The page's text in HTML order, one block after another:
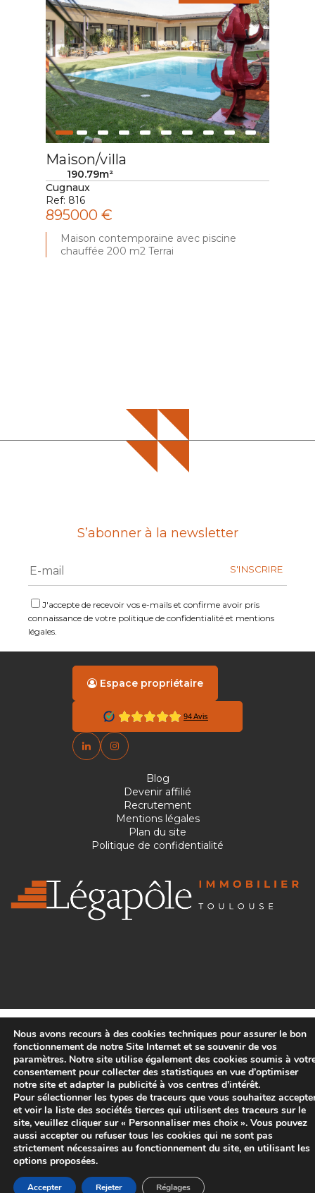
Maison/villa
190.79m²
Cugnaux
Ref: 816
895000 €
Maison contemporaine avec piscine
chauffée 200 m2 Terrai
S’abonner à la newsletter
J'accepte de recevoir vos e-mails et confirme avoir pris
connaissance de votre politique de confidentialité et mentions
légales.
Espace propriétaire
Blog
Devenir affilié
Recrutement
Mentions légales
Plan du site
Politique de confidentialité
Nous avons recours à des cookies techniques pour assurer le bon
fonctionnement de notre Site Internet et se souvenir de vos
paramètres. Notre site utilise également des cookies soumis à
consentement pour collecter des statistiques en vue d’optimiser
notre site et adapter la publicité à vos centres d’intérêt.
Pour sélectionner les types de traceurs que vous souhaitez
et voir la liste des sociétés tierces qui utilisent des traceurs sur le
site, veuillez cliquer sur « Personnaliser mes choix ». Vous pouvez
aussi accepter ou refuser tous les cookies qui ne sont pas
strictement nécessaires au fonctionnement du site, en utilisant les
options proposées.
Accepter Rejeter Réglages